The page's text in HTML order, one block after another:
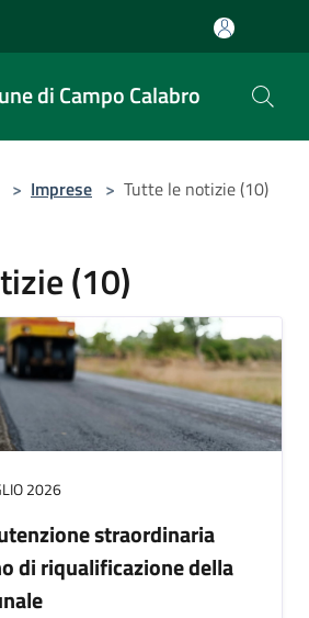
di Campo Calabro
> Imprese > Tutte le notizie (10)
(10)
2026
straordinaria
di riqualificazione della